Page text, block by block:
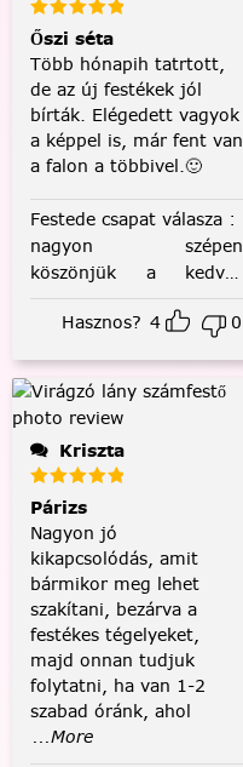
Őszi séta
Több hónapih tatrtott,
de az új festékek jól
bírták. Elégedett vagyok
a képpel is, már fent van
a falon a többivel.🙂
Festede csapat válasza :
nagyon szépen
köszönjük a kedves
visszajelzést! :)
Hasznos? 4 0
Kriszta
Párizs
Nagyon jó
kikapcsolódás, amit
bármikor meg lehet
szakítani, bezárva a
festékes tégelyeket,
majd onnan tudjuk
folytatni, ha van 1-2
szabad óránk, ahol
...More